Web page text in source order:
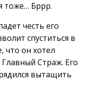
тоже… Бррр.
честь его
спуститься в
что он хотел
Главный Страж. Его
вытащить